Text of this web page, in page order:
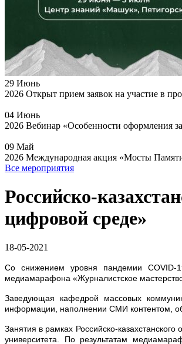
29 Июнь
2026 Открыт прием заявок на участие в
04 Июнь
2026 Вебинар «Особенности оформления
09 Май
2026 Международная акция «Мосты
Все мероприятия
Российско-
цифровой среде»
18-05-2021
Со снижением уровня пандемии COVID-
медиамарафона «Журналистское
Заведующая кафедрой массовых
информации, наполнении СМИ контентом,
Занятия в рамках Российско-
университета. По результатам